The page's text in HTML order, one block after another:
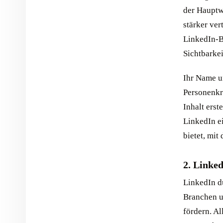
der
stärker
LinkedIn-
Ihr Name
Inhalt
LinkedIn
bietet, mit
2.
LinkedIn
Branchen
fördern.